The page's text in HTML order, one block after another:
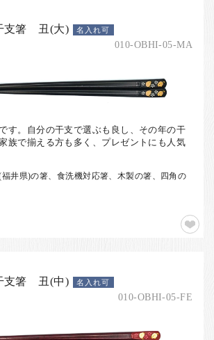
支箸 丑(大) 名入れ可
010-OBHI-05-MA
す。自分の干支で選ぶも良し、その年の干
族で揃える方も多く、プレゼントにも人気
井県)の箸、食洗機対応箸、木製の箸、四角の
支箸 丑(中) 名入れ可
010-OBHI-05-FE